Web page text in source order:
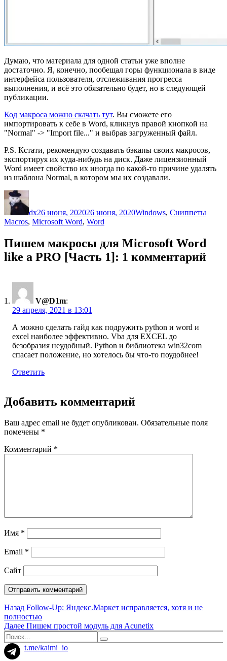
Думаю, что материала для одной статьи уже вполне
достаточно. Я, конечно, пообещал горы функционала в виде
интерфейса пользователя, отслеживания прогресса
выполнения, и всё это обязательно будет, но в следующей
публикации.
Код макроса можно скачать тут. Вы сможете его
импортировать к себе в Word, кликнув правой кнопкой на
"Normal" -> "Import file..." и выбрав загруженный файл.
P.S. Кстати, рекомендую создавать бэкапы своих макросов,
экспортируя их куда-нибудь на диск. Даже лицензионный
Word имеет свойство их иногда по какой-то причине удалять
из шаблона Normal, в котором мы их создавали.
dx26 июня, 202026 июня, 2020Windows, Сниппеты
Macros, Microsoft Word, Word
Пишем макросы для Microsoft Word
like a PRO [Часть 1]: 1 комментарий
V@D1m:
29 апреля, 2021 в 13:01
А можно сделать гайд как подружить python и word и
excel наиболее эффективно. Vba для EXCEL до
безобразия неудобный. Python и библиотека win32com
спасает положение, но хотелось бы что-то поудобнее!
Ответить
Добавить комментарий
Ваш адрес email не будет опубликован. Обязательные поля
помечены *
Комментарий *
Имя *
Email *
Сайт
Навигация
по
записям
Назад Предыдущая
запись:
Follow-Up: Яндекс.Маркет исправляется, хотя и не
полностью
Далее Следующая
запись:
Пишем простой модуль для Acunetix
Искать:
Поиск
t.me/kaimi_io